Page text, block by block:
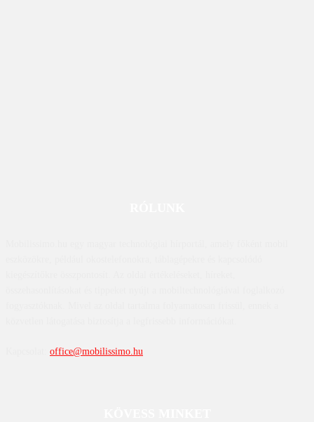
office@mobilissimo.hu